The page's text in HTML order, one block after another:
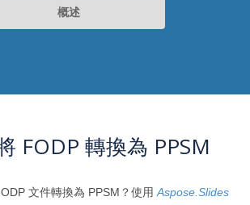
概述
FODP 轉換為 PPSM
文件轉換為 PPSM？使用 Aspose.Slides